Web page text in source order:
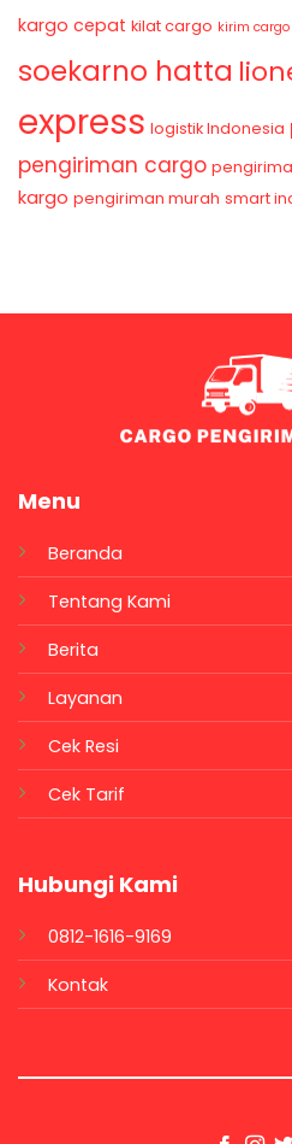
kargo cepat kilat cargo kirim cargo
soekarno hatta
express logistik Indonesia
pengiriman cargo
kargo pengiriman murah smart
Menu
Beranda
Tentang Kami
Berita
Layanan
Cek Resi
Cek Tarif
Hubungi Kami
0812-1616-9169
Kontak